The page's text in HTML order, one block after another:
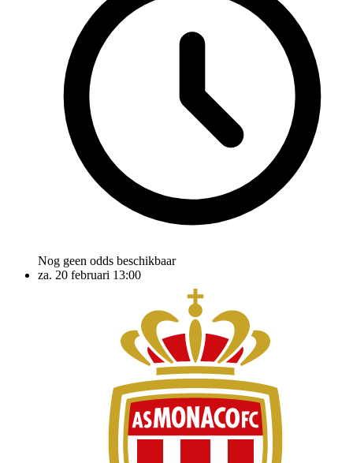
Nog geen odds beschikbaar
za. 20 februari 13:00